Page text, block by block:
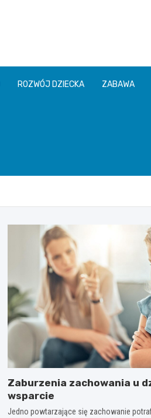
ROZWÓJ DZIECKA ZABAWA
Zaburzenia zachowania u
wsparcie
Jedno powtarzające się zachowanie